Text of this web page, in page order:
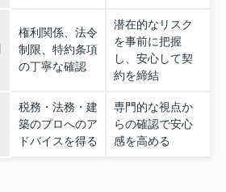
権利関係、法令
制限、特約条項
の丁寧な確認
潜在的なリスク
を事前に把握
し、安心して契
約を締結
税務・法務・建
築のプロへのア
ドバイスを得る
専門的な視点か
らの確認で安心
感を高める